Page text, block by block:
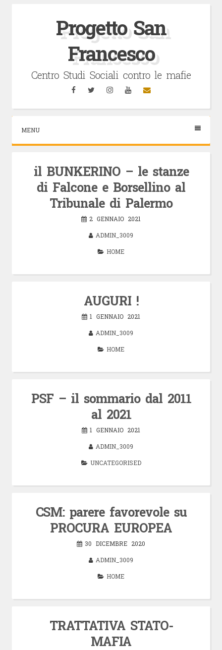
Progetto San
Francesco
Centro Studi Sociali contro le mafie
FacebookTwitterInstagramYouTubeEmail
MENU
il BUNKERINO – le stanze
di Falcone e Borsellino al
Tribunale di Palermo
2 GENNAIO 2021
ADMIN_3009
HOME
AUGURI !
1 GENNAIO 2021
ADMIN_3009
HOME
PSF – il sommario dal 2011
al 2021
1 GENNAIO 2021
ADMIN_3009
UNCATEGORISED
CSM: parere favorevole su
PROCURA EUROPEA
30 DICEMBRE 2020
ADMIN_3009
HOME
TRATTATIVA STATO-
MAFIA